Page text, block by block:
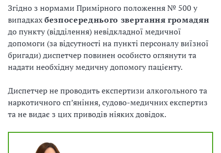
Згідно з нормами Примірного положення № 500 у
випадкахбезпосереднього звертання громадян
до пункту (відділення) невідкладної медичної
допомоги (за відсутності на пункті персоналу виїзної
бригади) диспетчер повинен особисто оглянути та
надати необхідну медичну допомогу пацієнту.
Диспетчер не проводить експертизи алкогольного та
наркотичного сп’яніння, судово-медичних експертиз
та не видає з цих приводів ніяких довідок.